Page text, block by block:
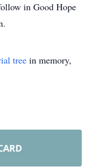
in Good Hope
tree in memory,